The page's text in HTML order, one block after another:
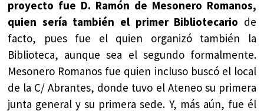
proyecto fue D. Ramón de Mesonero Romanos,
quien sería también el primer Bibliotecario de
facto, pues fue el quien organizó también la
Biblioteca, aunque sea el segundo formalmente.
Mesonero Romanos fue quien incluso buscó el local
de la C/ Abrantes, donde tuvo el Ateneo su primera
junta general y su primera sede. Y, más aún, fue él